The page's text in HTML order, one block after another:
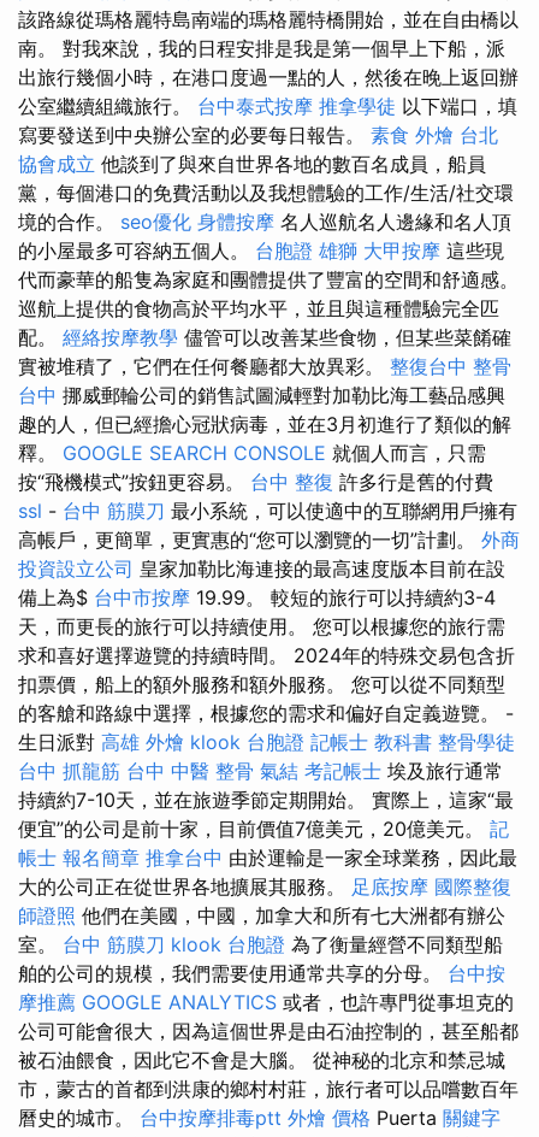
該路線從瑪格麗特島南端的瑪格麗特橋開始，並在自由橋以
南。 對我來說，我的日程安排是我是第一個早上下船，派
出旅行幾個小時，在港口度過一點的人，然後在晚上返回辦
公室繼續組織旅行。 台中泰式按摩 推拿學徒 以下端口，填
寫要發送到中央辦公室的必要每日報告。 素食 外燴 台北
協會成立 他談到了與來自世界各地的數百名成員，船員
黨，每個港口的免費活動以及我想體驗的工作/生活/社交環
境的合作。 seo優化 身體按摩 名人巡航名人邊緣和名人頂
的小屋最多可容納五個人。 台胞證 雄獅 大甲按摩 這些現
代而豪華的船隻為家庭和團體提供了豐富的空間和舒適感。
巡航上提供的食物高於平均水平，並且與這種體驗完全匹
配。 經絡按摩教學 儘管可以改善某些食物，但某些菜餚確
實被堆積了，它們在任何餐廳都大放異彩。 整復台中 整骨
台中 挪威郵輪公司的銷售試圖減輕對加勒比海工藝品感興
趣的人，但已經擔心冠狀病毒，並在3月初進行了類似的解
釋。 GOOGLE SEARCH CONSOLE 就個人而言，只需
按“飛機模式”按鈕更容易。 台中 整復 許多行是舊的付費
ssl - 台中 筋膜刀 最小系統，可以使適中的互聯網用戶擁有
高帳戶，更簡單，更實惠的“您可以瀏覽的一切”計劃。 外商
投資設立公司 皇家加勒比海連接的最高速度版本目前在設
備上為$ 台中市按摩 19.99。 較短的旅行可以持續約3-4
天，而更長的旅行可以持續使用。 您可以根據您的旅行需
求和喜好選擇遊覽的持續時間。 2024年的特殊交易包含折
扣票價，船上的額外服務和額外服務。 您可以從不同類型
的客艙和路線中選擇，根據您的需求和偏好自定義遊覽。 -
生日派對 高雄 外燴 klook 台胞證 記帳士 教科書 整骨學徒
台中 抓龍筋 台中 中醫 整骨 氣結 考記帳士 埃及旅行通常
持續約7-10天，並在旅遊季節定期開始。 實際上，這家“最
便宜”的公司是前十家，目前價值7億美元，20億美元。 記
帳士 報名簡章 推拿台中 由於運輸是一家全球業務，因此最
大的公司正在從世界各地擴展其服務。 足底按摩 國際整復
師證照 他們在美國，中國，加拿大和所有七大洲都有辦公
室。 台中 筋膜刀 klook 台胞證 為了衡量經營不同類型船
舶的公司的規模，我們需要使用通常共享的分母。 台中按
摩推薦 GOOGLE ANALYTICS 或者，也許專門從事坦克的
公司可能會很大，因為這個世界是由石油控制的，甚至船都
被石油餵食，因此它不會是大腦。 從神秘的北京和禁忌城
市，蒙古的首都到洪康的鄉村村莊，旅行者可以品嚐數百年
曆史的城市。 台中按摩排毒ptt 外燴 價格 Puerta 關鍵字